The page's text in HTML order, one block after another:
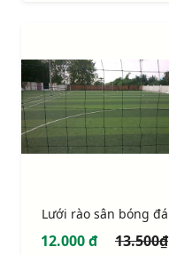
Lưới rào sân bóng đá
12.000 đ 13.500₫